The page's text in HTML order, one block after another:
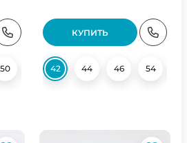
50 54
КУПИТЬ
42 44 46 54